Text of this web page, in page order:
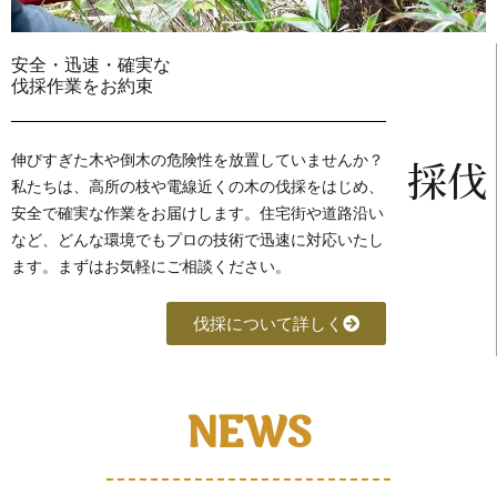
伐採
安全・迅速・確実な
伐採作業をお約束
伸びすぎた木や倒木の危険性を放置していませんか？
私たちは、高所の枝や電線近くの木の伐採をはじめ、
安全で確実な作業をお届けします。住宅街や道路沿い
など、どんな環境でもプロの技術で迅速に対応いたし
ます。まずはお気軽にご相談ください。
伐採について詳しく
NEWS